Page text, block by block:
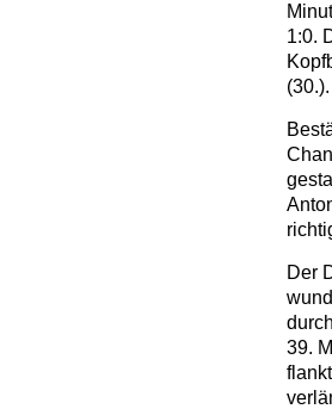
1:0.
(30.).
Der
39.